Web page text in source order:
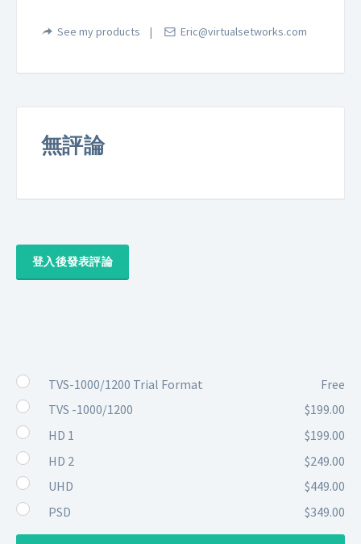
See my products Eric@virtualsetworks.com
無評論
登入後發表評論
TVS-1000/1200 Trial Format
Free
TVS -1000/1200
$199.00
HD 1
$199.00
HD 2
$249.00
UHD
$449.00
PSD
$349.00